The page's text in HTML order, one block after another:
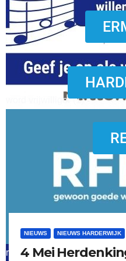
word vrijwilliger (1)
refreshed webdesign putten
NIEUWS NIEUWS HARDERWIJK
4 Mei